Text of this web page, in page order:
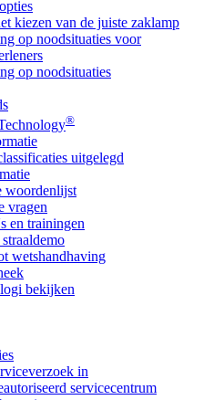
kiezen van de juiste zaklamp
op noodsituaties voor
op noodsituaties
®
uitgelegd
woordenlijst
vragen
en trainingen
wetshandhaving
bekijken
in
servicecentrum